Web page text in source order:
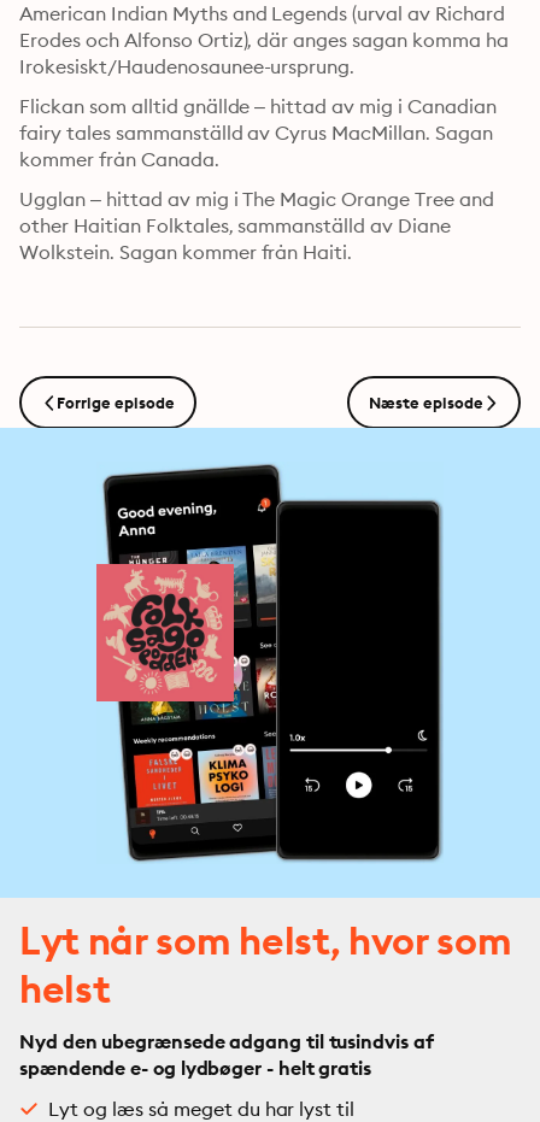
American Indian Myths and Legends (urval av Richard
Erodes och Alfonso Ortiz), där anges sagan komma ha
Irokesiskt/Haudenosaunee-ursprung.
Flickan som alltid gnällde – hittad av mig i Canadian
fairy tales sammanställd av Cyrus MacMillan. Sagan
kommer från Canada.
Ugglan – hittad av mig i The Magic Orange Tree and
other Haitian Folktales, sammanställd av Diane
Wolkstein. Sagan kommer från Haiti.
Forrige episode Næste episode
Lyt når som helst, hvor som
helst
Nyd den ubegrænsede adgang til tusindvis af
spændende e- og lydbøger - helt gratis
Lyt og læs så meget du har lyst til